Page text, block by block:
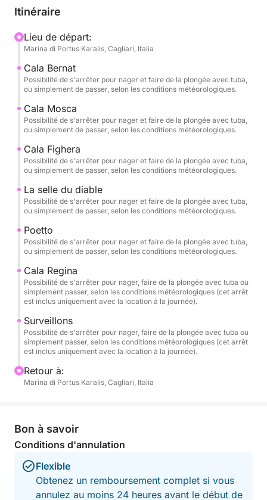
souffle. Rien que vous, vos compagnons de voyage
🌊 Une expérience exclusive et personnalisable
Choisissez votre créneau horaire – matin, après-midi
ou coucher du soleil – et selon celui-ci, vous
profiterez d'un itinéraire différent, conçu pour vous
garantir un confort optimal et des conditions de mer
idéales.
Cette excursion 100 % privée est idéale pour les
découvrir la côte de Cagliari en toute liberté et
intimité.
Pour prolonger votre expérience, optez pour la
formule journée complète, qui inclut une escale à
Mari Pintau, l'une des plages les plus spectaculaires
du sud de la Sardaigne, célèbre pour ses eaux
turquoise et ses reflets féeriques.
🏝️ Itinéraire recommandé
Au départ du port de Cagliari, nous longerons les
sites les plus emblématiques de la côte :
🌊 Calamosca – Baie abritée idéale pour une
baignade relaxante.
⛰️ Sella del Diavolo – Emblème de Cagliari, à
admirer depuis la mer.
Itinéraire
Lieu de départ:
Marina di Portus Karalis, Cagliari, Italia
Cala Bernat
Possibilité de s'arrêter pour nager et faire de la plongée avec tuba,
ou simplement de passer, selon les conditions météorologiques.
Cala Mosca
Possibilité de s'arrêter pour nager et faire de la plongée avec tuba,
ou simplement de passer, selon les conditions météorologiques.
Cala Fighera
Possibilité de s'arrêter pour nager et faire de la plongée avec tuba,
ou simplement de passer, selon les conditions météorologiques.
La selle du diable
Possibilité de s'arrêter pour nager et faire de la plongée avec tuba,
ou simplement de passer, selon les conditions météorologiques.
Poetto
Possibilité de s'arrêter pour nager et faire de la plongée avec tuba,
ou simplement de passer, selon les conditions météorologiques.
Cala Regina
Possibilité de s'arrêter pour nager, faire de la plongée avec tuba ou
simplement passer, selon les conditions météorologiques (cet arrêt
est inclus uniquement avec la location à la journée).
Surveillons
Possibilité de s'arrêter pour nager, faire de la plongée avec tuba ou
simplement passer, selon les conditions météorologiques (cet arrêt
est inclus uniquement avec la location à la journée).
Retour à:
Marina di Portus Karalis, Cagliari, Italia
Bon à savoir
Conditions d'annulation
Flexible
Obtenez un remboursement complet si vous
annulez au moins 24 heures avant le début de